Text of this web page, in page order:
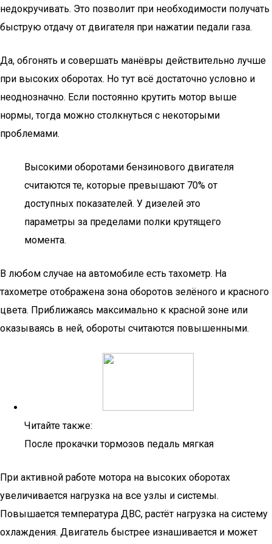
недокручивать. Это позволит при необходимости получать
быструю отдачу от двигателя при нажатии педали газа.
Да, обгонять и совершать манёвры действительно лучше
при высоких оборотах. Но тут всё достаточно условно и
неоднозначно. Если постоянно крутить мотор выше
нормы, тогда можно столкнуться с некоторыми
проблемами.
Высокими оборотами бензинового двигателя
считаются те, которые превышают 70% от
доступных показателей. У дизелей это
параметры за пределами полки крутящего
момента.
В любом случае на автомобиле есть тахометр. На
тахометре отображена зона оборотов зелёного и красного
цвета. Приближаясь максимально к красной зоне или
оказываясь в ней, обороты считаются повышенными.
Читайте также:
После прокачки тормозов педаль мягкая
При активной работе мотора на высоких оборотах
увеличивается нагрузка на все узлы и системы.
Повышается температура ДВС, растёт нагрузка на систему
охлаждения. Двигатель быстрее изнашивается и может